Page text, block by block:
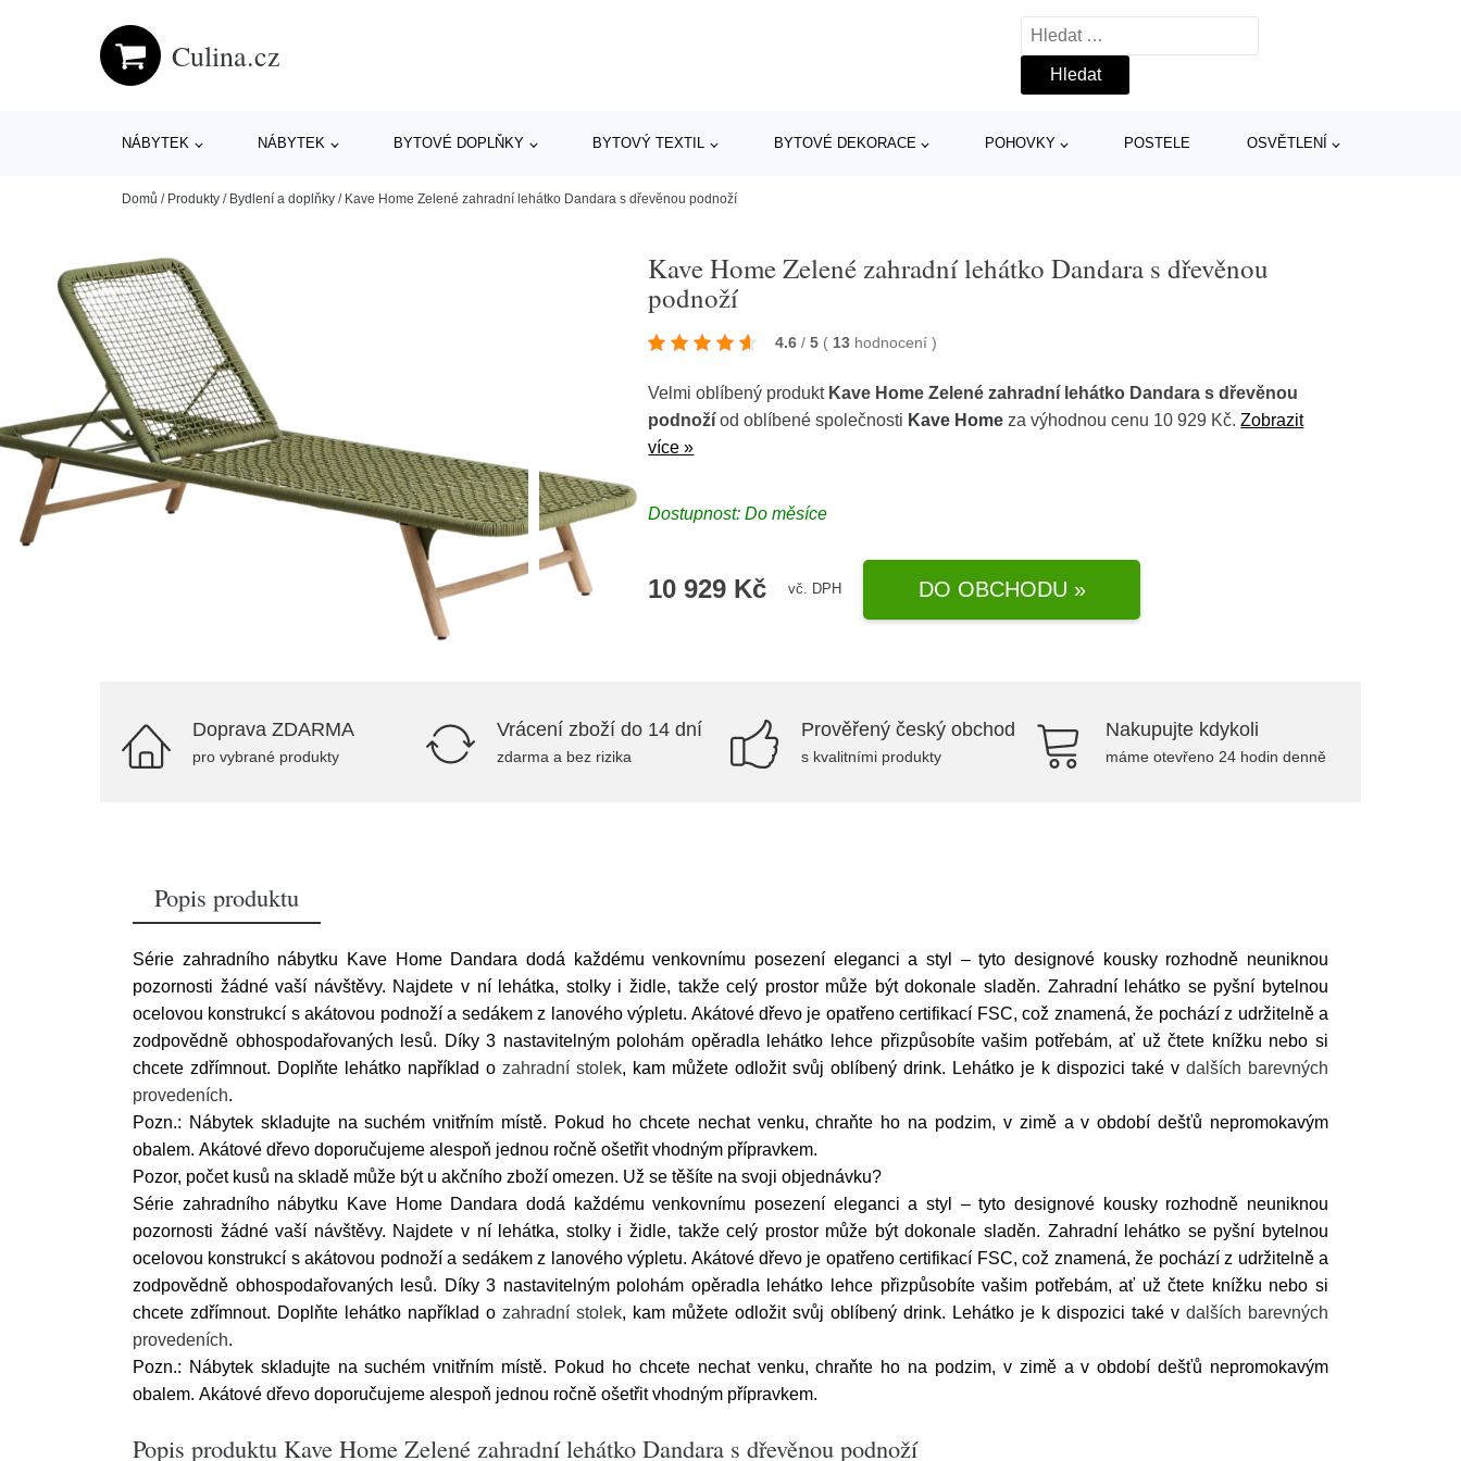
Culina.cz
Vyhledávání
NÁBYTEK NÁBYTEK BYTOVÉ DOPLŇKY BYTOVÝ TEXTIL BYTOVÉ DEKORACE POHOVKY POSTELE OSVĚTLENÍ
Domů / Produkty / Bydlení a doplňky / Kave Home Zelené zahradní lehátko Dandara s dřevěnou podnoží
Kave Home Zelené zahradní lehátko Dandara s dřevěnou
podnoží
4.6 / 5 ( 13 hodnocení)
Velmi oblíbený produkt Kave Home Zelené zahradní lehátko Dandara s dřevěnou
podnoží od oblíbené společnosti Kave Home za výhodnou cenu 10 929 Kč.Zobrazit
více »
Dostupnost: Do měsíce
10 929 Kč vč. DPH DO OBCHODU »
Doprava ZDARMA
pro vybrané produkty
Vrácení zboží do 14 dní
zdarma a bez rizika
Prověřený český obchod
s kvalitními produkty
Nakupujte kdykoli
máme otevřeno 24 hodin denně
Popis produktu
Série zahradního nábytku Kave Home Dandara dodá každému venkovnímu posezení eleganci a styl – tyto designové kousky rozhodně neuniknou
pozornosti žádné vaší návštěvy. Najdete v ní lehátka, stolky i židle, takže celý prostor může být dokonale sladěn. Zahradní lehátko se pyšní bytelnou
ocelovou konstrukcí s akátovou podnoží a sedákem z lanového výpletu. Akátové dřevo je opatřeno certifikací FSC, což znamená, že pochází z udržitelně a
zodpovědně obhospodařovaných lesů. Díky 3 nastavitelným polohám opěradla lehátko lehce přizpůsobíte vašim potřebám, ať už čtete knížku nebo si
chcete zdřímnout. Doplňte lehátko například o zahradní stolek, kam můžete odložit svůj oblíbený drink. Lehátko je k dispozici také v dalších barevných
provedeních.
Pozn.: Nábytek skladujte na suchém vnitřním místě. Pokud ho chcete nechat venku, chraňte ho na podzim, v zimě a v období dešťů nepromokavým
obalem. Akátové dřevo doporučujeme alespoň jednou ročně ošetřit vhodným přípravkem.
Pozor, počet kusů na skladě může být u akčního zboží omezen. Už se těšíte na svoji objednávku?
Série zahradního nábytku Kave Home Dandara dodá každému venkovnímu posezení eleganci a styl – tyto designové kousky rozhodně neuniknou
pozornosti žádné vaší návštěvy. Najdete v ní lehátka, stolky i židle, takže celý prostor může být dokonale sladěn. Zahradní lehátko se pyšní bytelnou
ocelovou konstrukcí s akátovou podnoží a sedákem z lanového výpletu. Akátové dřevo je opatřeno certifikací FSC, což znamená, že pochází z udržitelně a
zodpovědně obhospodařovaných lesů. Díky 3 nastavitelným polohám opěradla lehátko lehce přizpůsobíte vašim potřebám, ať už čtete knížku nebo si
chcete zdřímnout. Doplňte lehátko například o zahradní stolek, kam můžete odložit svůj oblíbený drink. Lehátko je k dispozici také v dalších barevných
provedeních.
Pozn.: Nábytek skladujte na suchém vnitřním místě. Pokud ho chcete nechat venku, chraňte ho na podzim, v zimě a v období dešťů nepromokavým
obalem. Akátové dřevo doporučujeme alespoň jednou ročně ošetřit vhodným přípravkem.
Popis produktu Kave Home Zelené zahradní lehátko Dandara s dřevěnou podnoží